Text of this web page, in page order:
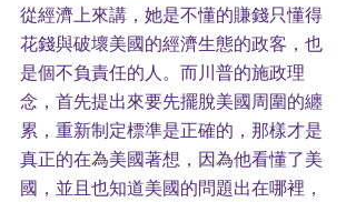
從經濟上來講，她是不懂的賺錢只懂得
花錢與破壞美國的經濟生態的政客，也
是個不負責任的人。而川普的施政理
念，首先提出來要先擺脫美國周圍的纏
累，重新制定標準是正確的，那樣才是
真正的在為美國著想，因為他看懂了美
國，並且也知道美國的問題出在哪裡，